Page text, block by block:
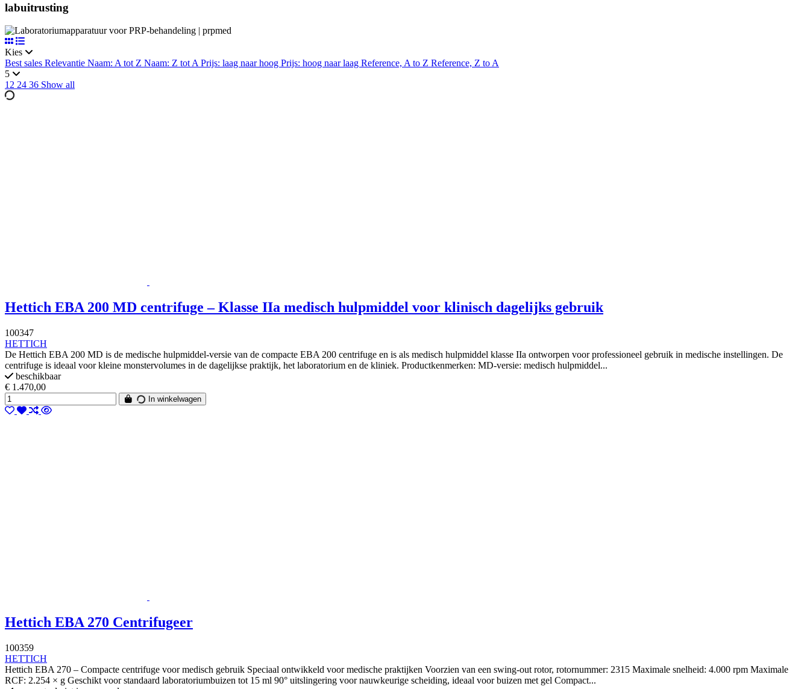
labuitrusting
Kies
Best sales Relevantie Naam: A tot Z Naam: Z tot APrijs: laag naar hoog Prijs: hoog naar laag Reference, A to Z Reference, Z to A
5
12 24 36 Show all
Hettich EBA 200 MD centrifuge – Klasse IIa medisch hulpmiddel voor klinisch dagelijks gebruik
100347
HETTICH
De Hettich EBA 200 MD is de medische hulpmiddel-versie van de compacte EBA 200 centrifuge en is als medisch hulpmiddel klasse IIa ontworpen voor professioneel gebruik in medische instellingen. De
centrifuge is ideaal voor kleine monstervolumes in de dagelijkse praktijk, het laboratorium en de kliniek. Productkenmerken: MD-versie: medisch hulpmiddel...
beschikbaar
€ 1.470,00
In winkelwagen
Hettich EBA 270 Centrifugeer
100359
HETTICH
Hettich EBA 270 – Compacte centrifuge voor medisch gebruik Speciaal ontwikkeld voor medische praktijken Voorzien van een swing-out rotor, rotornummer: 2315 Maximale snelheid: 4.000 rpm Maximale
RCF: 2.254 × g Geschikt voor standaard laboratoriumbuizen tot 15 ml 90° uitslingering voor nauwkeurige scheiding, ideaal voor buizen met gel Compact...